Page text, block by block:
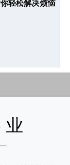
轻松解决烦恼
—